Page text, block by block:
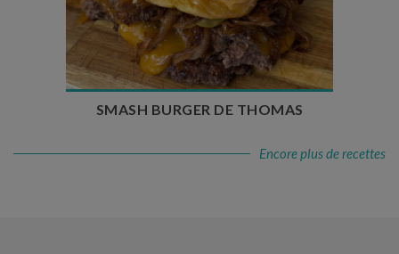
Temps de préparation : 20 min
Temps de cuisson : 5 à 10 min
Nombre de couverts : 4
SMASH BURGER DE THOMAS
Encore plus de recettes